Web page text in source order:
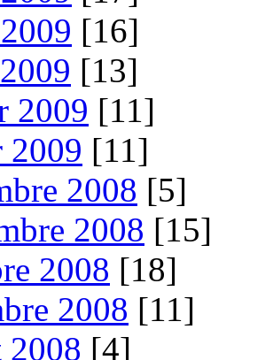
[16]
[13]
2009 [11]
2009 [11]
2008 [5]
2008 [15]
2008 [18]
2008 [11]
2008 [4]